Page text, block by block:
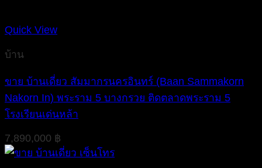
Quick View
บ้าน
ขาย บ้านเดี่ยว สัมมากรนครอินทร์ (Baan Sammakorn
Nakorn In) พระราม 5 บางกรวย ติดตลาดพระราม 5
โรงเรียนเด่นหล้า
7,890,000 ฿